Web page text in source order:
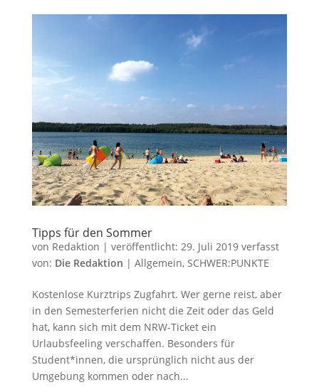
Tipps für den Sommer
von Redaktion | veröffentlicht: 29. Juli 2019verfasst
von: Die Redaktion | Allgemein, SCHWER:PUNKTE
Kostenlose Kurztrips Zugfahrt. Wer gerne reist, aber
in den Semesterferien nicht die Zeit oder das Geld
hat, kann sich mit dem NRW-Ticket ein
Urlaubsfeeling verschaffen. Besonders für
Student*innen, die ursprünglich nicht aus der
Umgebung kommen oder nach...